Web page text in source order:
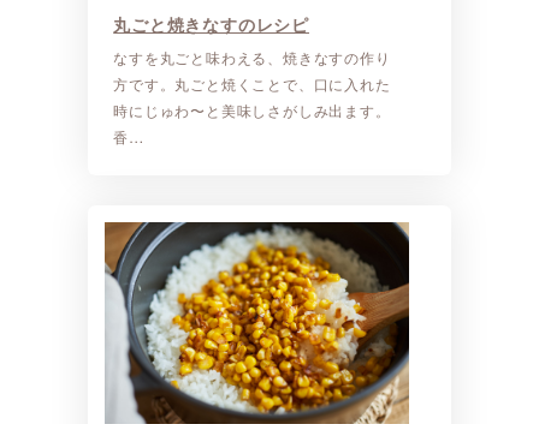
丸ごと焼きなすのレシピ
なすを丸ごと味わえる、焼きなすの作り
方です。丸ごと焼くことで、口に入れた
時にじゅわ〜と美味しさがしみ出ます。
香…